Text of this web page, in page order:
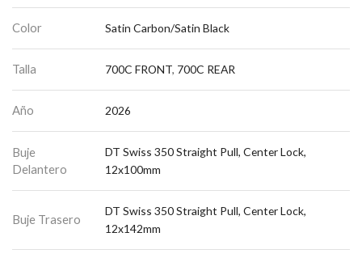
Color Satin Carbon/Satin Black
Talla 700C FRONT, 700C REAR
Año 2026
Buje
Delantero
DT Swiss 350 Straight Pull, Center Lock,
12x100mm
Buje Trasero
DT Swiss 350 Straight Pull, Center Lock,
12x142mm